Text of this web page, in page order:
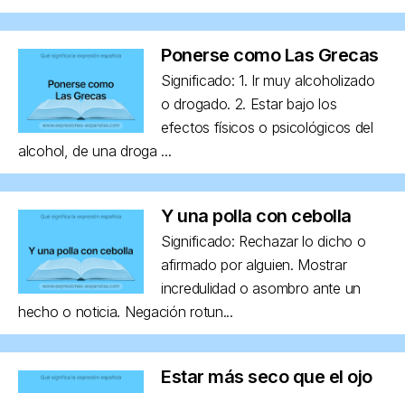
Ponerse como Las Grecas
Significado: 1. Ir muy alcoholizado
o drogado. 2. Estar bajo los
efectos físicos o psicológicos del
alcohol, de una droga ...
Y una polla con cebolla
Significado: Rechazar lo dicho o
afirmado por alguien. Mostrar
incredulidad o asombro ante un
hecho o noticia. Negación rotun...
Estar más seco que el ojo